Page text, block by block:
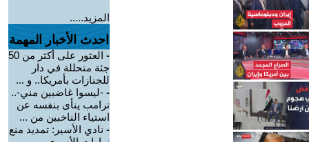
المزيد.....
احدث الأخبار المهمة
-
العثور على أكثر من 50
جثة متحللة في دار
للجنازات بأمريكا.. و ...
- -ليسوا غاضبين مني-..
ترامب ينأى بنفسه عن
استياء الناخبين من ...
- نادي الأسير: تمديد منع